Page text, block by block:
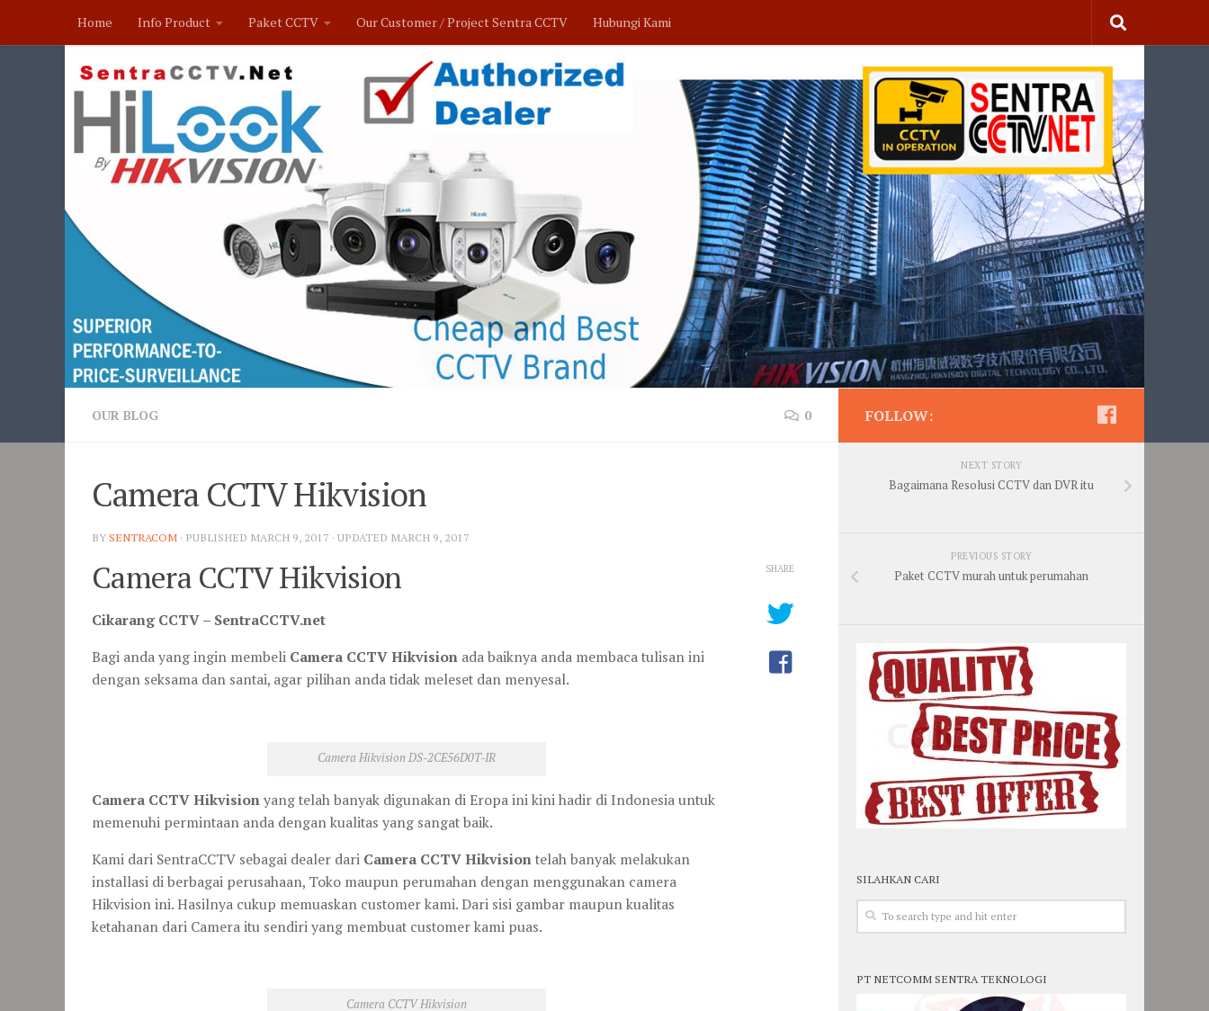
Home Info Product Paket CCTV Our Customer / Project Sentra CCTV Hubungi Kami
OUR BLOG 0
Camera CCTV Hikvision
BY SENTRACOM · PUBLISHED MARCH 9, 2017 · UPDATED MARCH 9, 2017
Camera CCTV Hikvision
Cikarang CCTV – SentraCCTV.net
Bagi anda yang ingin membeli Camera CCTV Hikvision ada baiknya anda membaca tulisan ini
dengan seksama dan santai, agar pilihan anda tidak meleset dan menyesal.
Camera Hikvision DS-2CE56D0T-IR
Camera CCTV Hikvisionyang telah banyak digunakan di Eropa ini kini hadir di Indonesia untuk
memenuhi permintaan anda dengan kualitas yang sangat baik.
Kami dari SentraCCTV sebagai dealer dari Camera CCTV Hikvisiontelah banyak melakukan
installasi di berbagai perusahaan, Toko maupun perumahan dengan menggunakan camera
Hikvision ini. Hasilnya cukup memuaskan customer kami. Dari sisi gambar maupun kualitas
ketahanan dari Camera itu sendiri yang membuat customer kami puas.
Camera CCTV Hikvision
SHARE
FOLLOW:
NEXT STORY
Bagaimana Resolusi CCTV dan DVR itu
PREVIOUS STORY
Paket CCTV murah untuk perumahan
SILAHKAN CARI
PT NETCOMM SENTRA TEKNOLOGI